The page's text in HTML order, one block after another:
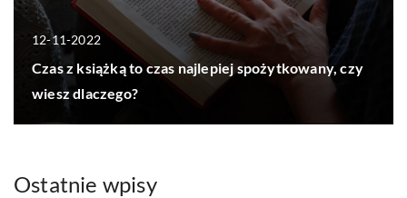
12-11-2022
Czas z książką to czas najlepiej spożytkowany, czy
wiesz dlaczego?
Ostatnie wpisy